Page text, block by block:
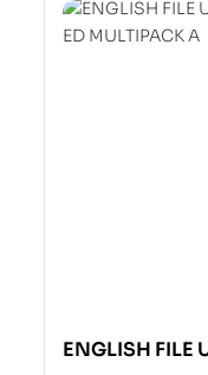
ENGLISH FILE